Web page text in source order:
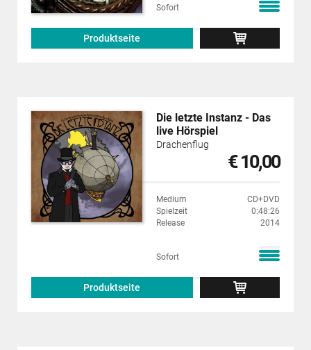
Sofort
Produktseite
Die letzte Instanz - Das
live Hörspiel
Drachenflug
€ 10,00
Medium
CD+DVD
Spielzeit
0:48:26
Release
2014
Sofort
Produktseite